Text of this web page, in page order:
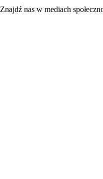
Znajdź nas w mediach